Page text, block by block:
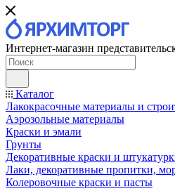
Интернет-магазин
Каталог
Лакокрасочные материалы и
Аэрозольные материалы
Краски и эмали
Грунты
Декоративные краски и
Лаки, декоративные пропитки,
Колеровочные краски и пасты